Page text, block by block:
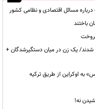
مسائل اقتصادی و نظامی کشور
شدند/ یک زن در میان دستگیرشدگان +
به اوکراین از طریق ترکیه
نه!